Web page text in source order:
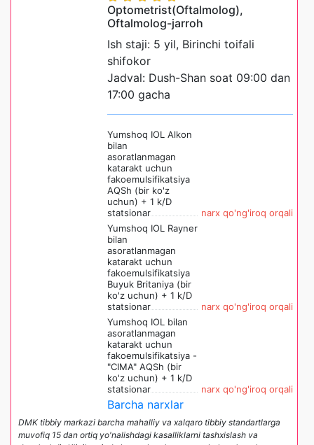
Optometrist(Oftalmolog),
Oftalmolog-jarroh
Ish staji: 5 yil, Birinchi toifali
shifokor
Jadval: Dush-Shan soat 09:00 dan
17:00 gacha
Yumshoq IOL Alkon
bilan
asoratlanmagan
katarakt uchun
fakoemulsifikatsiya
AQSh (bir ko'z
uchun) + 1 k/D
statsionar
narx qo'ng'iroq orqali
Yumshoq IOL Rayner
bilan
asoratlanmagan
katarakt uchun
fakoemulsifikatsiya
Buyuk Britaniya (bir
ko'z uchun) + 1 k/D
statsionar
narx qo'ng'iroq orqali
Yumshoq IOL bilan
asoratlanmagan
katarakt uchun
fakoemulsifikatsiya -
"CIMA" AQSh (bir
ko'z uchun) + 1 k/D
statsionar
narx qo'ng'iroq orqali
Barcha narxlar
DMK tibbiy markazi barcha mahalliy va xalqaro tibbiy standartlarga
muvofiq 15 dan ortiq yo'nalishdagi kasalliklarni tashxislash va